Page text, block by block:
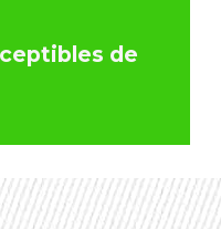
de